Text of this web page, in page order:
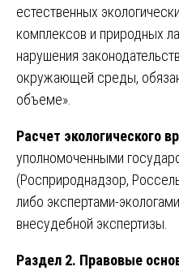
естественных
комплексов и природных
нарушения
окружающей среды,
объеме».
Расчет экологического
уполномоченными
(Росприроднадзор,
либо экспертами-
внесудебной экспертизы.
Раздел 2. Правовые